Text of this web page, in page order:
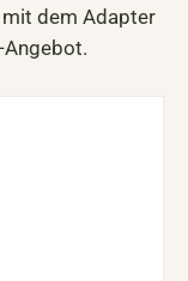
mit dem Adapter